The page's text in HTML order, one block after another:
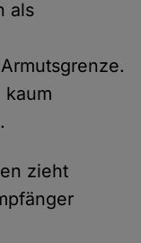
als
kaum
zieht